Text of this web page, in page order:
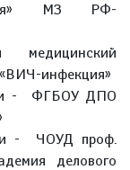
МЗ РФ-
медицинский
инфекция»
- ФГБOУ ДПО
- ЧОУД проф.
делового